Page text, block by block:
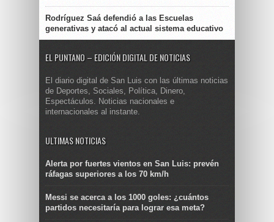
Rodríguez Saá defendió a las Escuelas
generativas y atacó al actual sistema educativo
EL PUNTANO – EDICIÓN DIGITAL DE NOTICIAS
El diario digital de San Luis con las últimas noticias
de Deportes, Sociales, Política, Dinero,
Espectáculos. Noticias nacionales e
internacionales al instante.
ULTIMAS NOTICIAS
Alerta por fuertes vientos en San Luis: prevén
ráfagas superiores a los 70 km/h
Messi se acerca a los 1000 goles: ¿cuántos
partidos necesitaría para lograr esa meta?